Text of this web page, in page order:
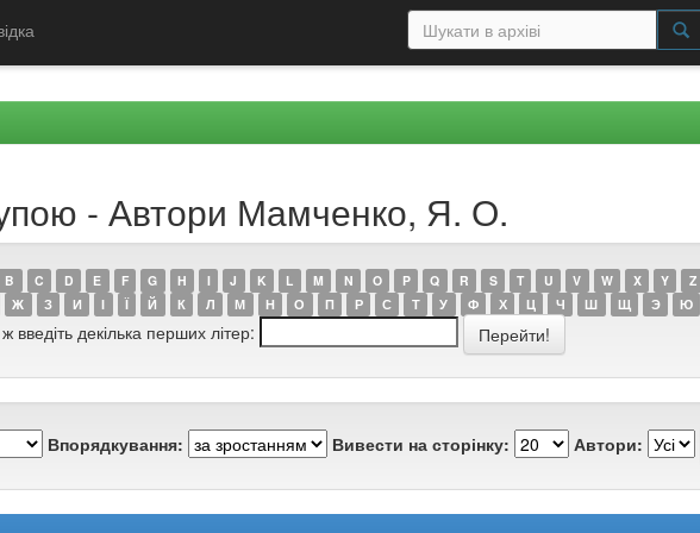
- Автори Мамченко, Я. О.
B C D E F G H I J K L M N O P Q R S T U V W X Y
Z
Ж З И І Ї Й К Л М Н О П Р С Т У Ф Х Ц Ч Ш Щ Э Ю
введіть декілька перших літер:
Впорядкування: Вивести на сторінку: Автори: